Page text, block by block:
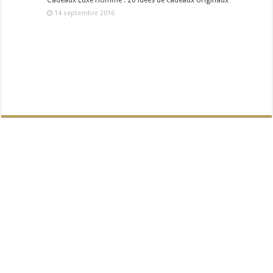
14 septembre 2016